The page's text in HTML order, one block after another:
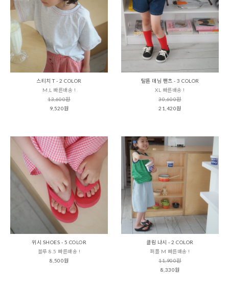
스티치 T - 2 COLOR
M,L 빠른배송 !
13,600원
9,520원
탈론 데님 팬츠 - 3 COLOR
XL 빠른배송 !
30,600원
21,420원
위시 SHOES - 5 COLOR
블루 8.5 빠른배송 !
8,500원
클림 나시 - 2 COLOR
퍼플 M 빠른배송 !
11,900원
8,330원